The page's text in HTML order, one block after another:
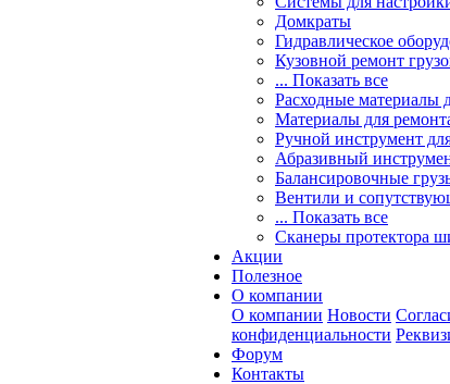
Домкраты
Гидравлическое
Кузовной ремонт
... Показать все
Расходные материалы
Материалы для
Ручной инструмент
Абразивный
Балансировочные
Вентили и
... Показать все
Сканеры протектора
Акции
Полезное
О компании
О компании Новости
конфиденциальности
Форум
Контакты